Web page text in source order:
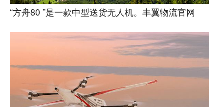
“方舟80 ”是一款中型送货无人机。丰翼物流官网